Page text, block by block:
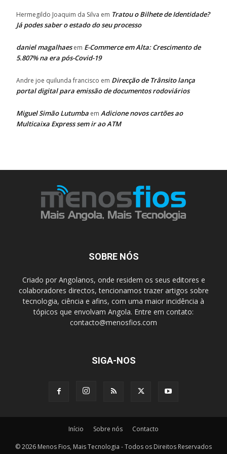
Hermegildo Joaquim da Silva em Tratou o Bilhete de Identidade?
Já podes saber o estado do seu processo
daniel magalhaesem E-Commerce em Alta: Crescimento de
5.807% na era pós-Covid-19
Andre joe quilunda francisco em Direcção de Trânsito lança
portal digital para emissão de documentos rodoviários
Miguel Simão Lutumba em Adicione novos cartões ao
Multicaixa Express sem ir ao ATM
SOBRE NÓS
Criado por Angolanos, onde residem os seus editores e
colaboradores directos, tencionamos trazer artigos sobre
tecnologia, ciência e afins, com uma maior incidência à
tópicos que envolvam Angola. Entre em contato:
contacto@menosfios.com
SIGA-NOS
Início Sobre nós Contacto
© 2026 Menos Fios, Mais Tecnologia - Todos os Direitos Reservados